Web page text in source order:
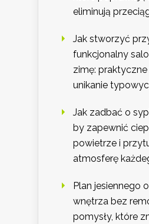
eliminują
Jak stworzyć
funkcjonalny
zimę:
unikanie
Jak zadbać o
by zapewnić
powietrze i
atmosferę
Plan jesiennego
wnętrza bez
pomysły, które